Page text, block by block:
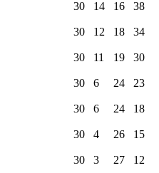
30 14 16 38
30 12 18 34
30 11 19 30
30 6 24 23
30 6 24 18
30 4 26 15
30 3 27 12